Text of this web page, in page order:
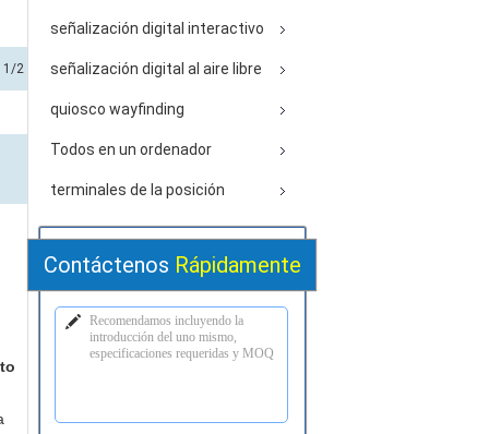
1/2
señalización digital interactivo
señalización digital al aire libre
quiosco wayfinding
Todos en un ordenador
terminales de la posición
Contáctenos Rápidamente